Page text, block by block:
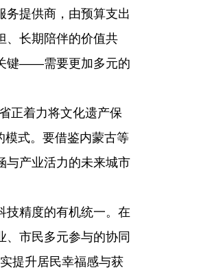
务提供商，由预算支出
、长期陪伴的价值共
键——需要更加多元的
正着力将文化遗产保
模式。要借鉴内蒙古等
与产业活力的未来城市
精度的有机统一。在
市民多元参与的协同
提升居民幸福感与获